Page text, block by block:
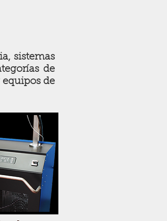
sistemas
de
de